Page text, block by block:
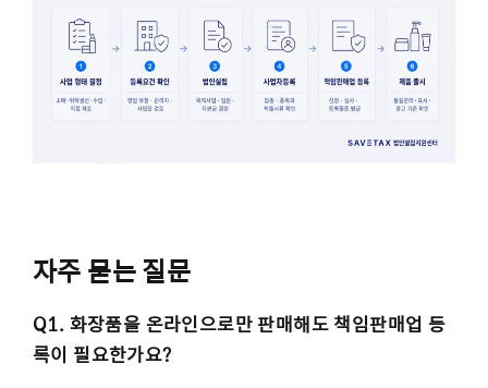
자주 묻는 질문
Q1. 화장품을 온라인으로만 판매해도 책임판매업 등
록이 필요한가요?